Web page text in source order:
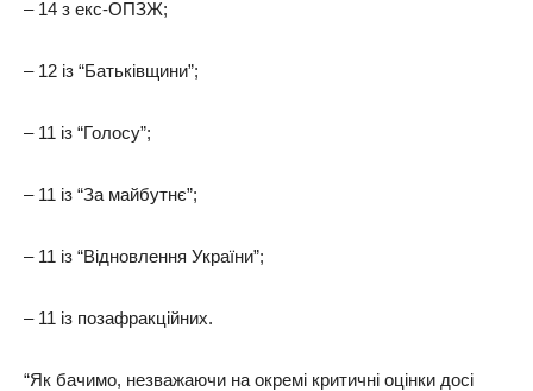
– 14 з екс-ОПЗЖ;
– 12 із “Батьківщини”;
– 11 із “Голосу”;
– 11 із “За майбутнє”;
– 11 із “Відновлення України”;
– 11 із позафракційних.
“Як бачимо, незважаючи на окремі критичні оцінки досі